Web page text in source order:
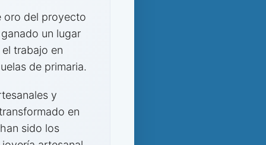
oro del proyecto
un lugar
trabajo en
de primaria.
y
en
sido los